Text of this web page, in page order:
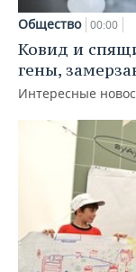
Общество 00:00
Ковид и
гены,
Интересные